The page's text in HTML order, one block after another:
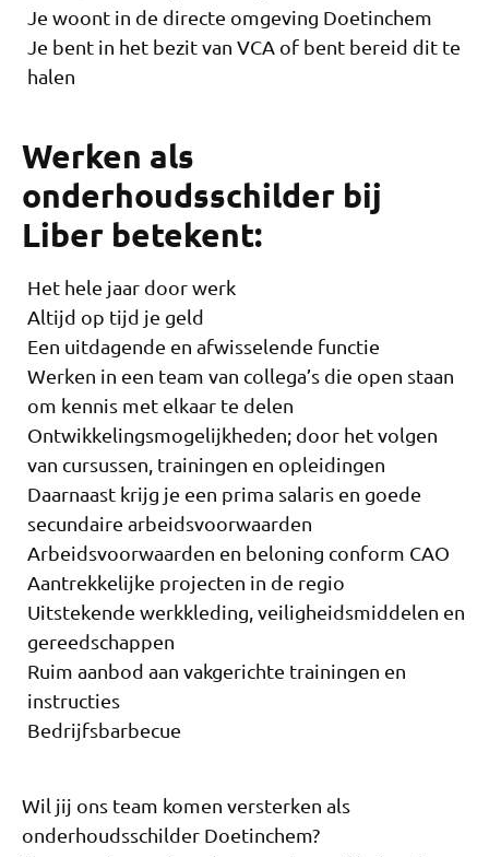
Je woont in de directe omgeving Doetinchem
Je bent in het bezit van VCA of bent bereid dit te
halen
Werken als
onderhoudsschilder bij
Liber betekent:
Het hele jaar door werk
Altijd op tijd je geld
Een uitdagende en afwisselende functie
Werken in een team van collega’s die open staan
om kennis met elkaar te delen
Ontwikkelingsmogelijkheden; door het volgen
van cursussen, trainingen en opleidingen
Daarnaast krijg je een prima salaris en goede
secundaire arbeidsvoorwaarden
Arbeidsvoorwaarden en beloning conform CAO
Aantrekkelijke projecten in de regio
Uitstekende werkkleding, veiligheidsmiddelen en
gereedschappen
Ruim aanbod aan vakgerichte trainingen en
instructies
Bedrijfsbarbecue
Wil jij ons team komen versterken als
onderhoudsschilder Doetinchem?